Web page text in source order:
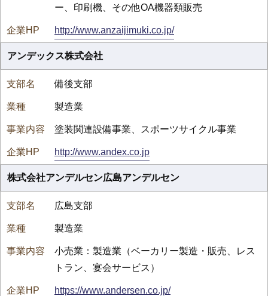
ー、印刷機、その他OA機器類販売
http://www.anzaijimuki.co.jp/
アンデックス株式会社
備後支部
製造業
塗装関連設備事業、スポーツサイクル事業
http://www.andex.co.jp
株式会社アンデルセン広島アンデルセン
広島支部
製造業
小売業：製造業（ベーカリー製造・販売、レス
トラン、宴会サービス）
https://www.andersen.co.jp/